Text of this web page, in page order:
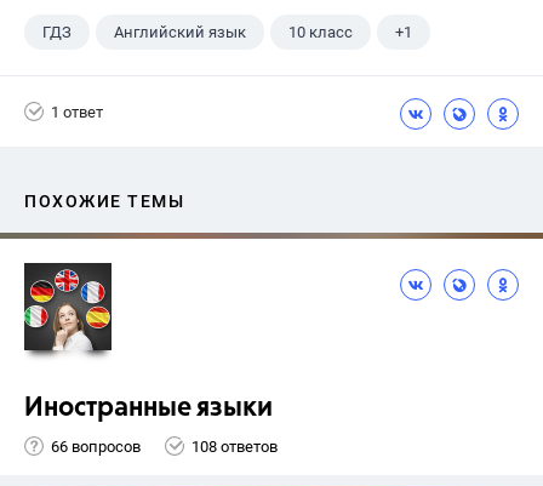
ГДЗ Английский язык 10 класс +1
1 ответ
ПОХОЖИЕ ТЕМЫ
Иностранные языки
66 вопросов 108 ответов